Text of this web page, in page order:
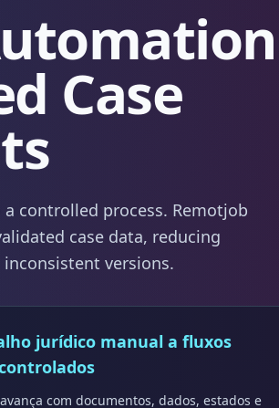
Case
controlled process. Remotjob
case data, reducing
versions.
jurídico manual a fluxos
com documentos, dados, estados e